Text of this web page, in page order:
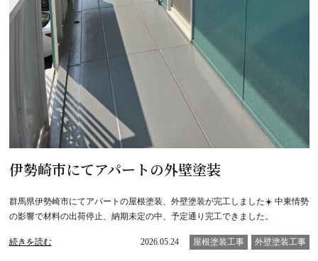
伊勢崎市にてアパートの外壁塗装
群馬県伊勢崎市にてアパートの屋根塗装、外壁塗装が完工しました☀️ 中東情勢
の影響で材料の出荷停止、納期未定の中、予定通り完工できました。
続きを読む 2026.05.24 屋根塗装工事 外壁塗装工事